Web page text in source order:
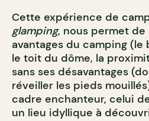
Cette expérience de
glamping, nous permet
avantages du camping
le toit du dôme, la
sans ses désavantages
réveiller les pieds
cadre enchanteur, celui
un lieu idyllique à